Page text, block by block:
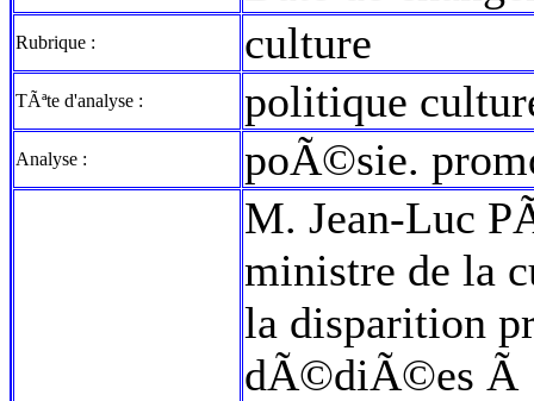
Rubrique : culture
TÃªte d'analyse : politique
Analyse : poÃ©sie.
M. Jean-Luc
ministre de la
la disparition
dÃ©diÃ©es Ã